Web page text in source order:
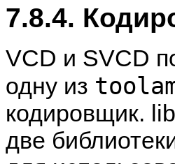
7.8.4.
VCD и SVCD
одну из
кодировщик.
две